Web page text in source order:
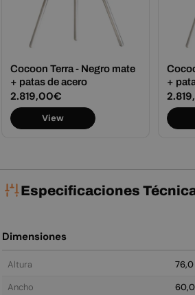
Cocoon Terra - Negro mate
+ patas de acero
Precio
habitual
2.819,00€
View
+
Especificaciones
Dimensiones
Altura
Ancho